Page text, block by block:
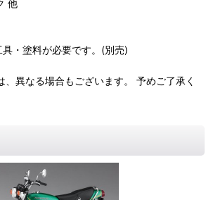
他
・塗料が必要です。(別売)
異なる場合もございます。 予めご了承く